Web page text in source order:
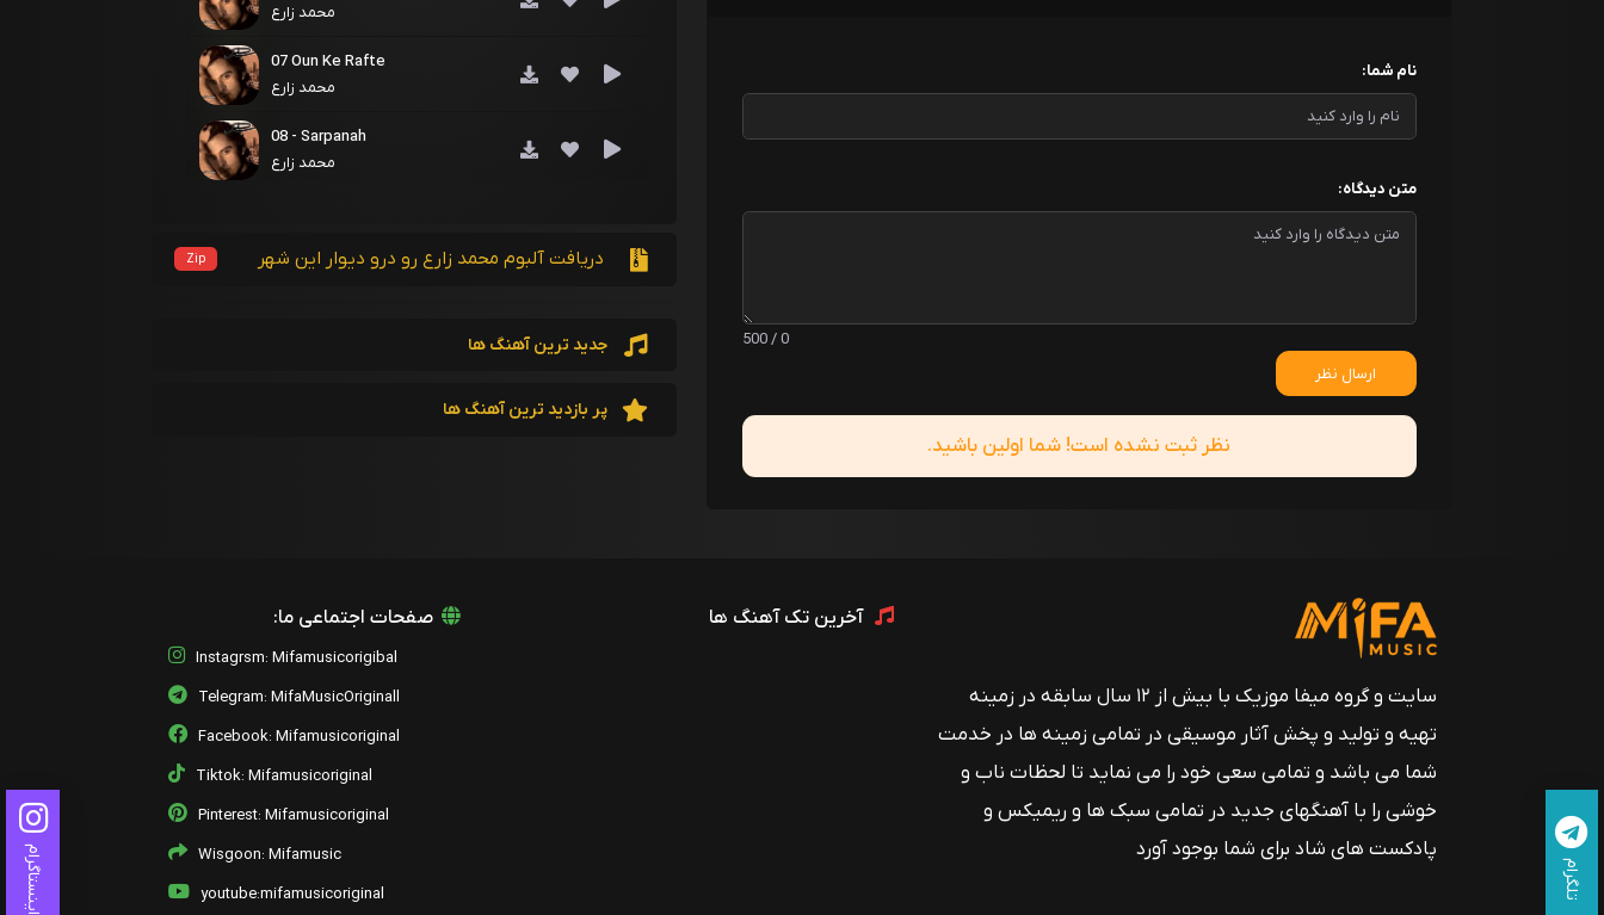
نام شما:
متن دیدگاه:
0 / 500
ارسال نظر
نظر ثبت نشده است! شما اولین باشید.
محمد زارع
07 Oun Ke Rafte
محمد زارع
08 - Sarpanah
محمد زارع
دریافت آلبوم محمد زارع رو درو دیوار این شهر Zip
جدید ترین آهنگ ها
پر بازدید ترین آهنگ ها
سایت و گروه میفا موزیک با بیش از ۱۲ سال سابقه در زمینه
تهیه و تولید و پخش آثار موسیقی در تمامی زمینه ها در خدمت
شما می باشد و تمامی سعی خود را می نماید تا لحظات ناب و
خوشی را با آهنگهای جدید در تمامی سبک ها و ریمیکس و
پادکست های شاد برای شما بوجود آورد
آخرین تک آهنگ ها صفحات اجتماعی ما:
Instagrsm: Mifamusicorigibal
Telegram: MifaMusicOriginall
Facebook: Mifamusicoriginal
Tiktok: Mifamusicoriginal
Pinterest: Mifamusicoriginal
Wisgoon: Mifamusic
youtube:mifamusicoriginal
اینستاگرام تلگرام